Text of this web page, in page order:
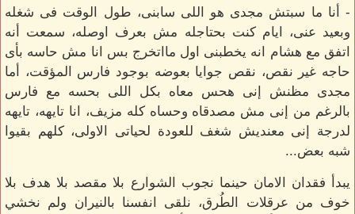
- أنا ما سبتش مجدى هو اللى سابنى، طول الوقت فى شغله
وبعيد عنى، ايام كنت بحتاجله مش بعرف اوصله، سمعت أنه
اتفق مع هشام انه يخطبنى اول مااتخرج بس انا مش حاسه بأى
حاجه غير نقص، نقص جوايا بعوضه بوجود فارس المؤقت، أما
مجدى مظنش إنى هحس معاه بكل اللى بحسه مع فارس
بالرغم من إنى مش مصدقاه وحساه كله مزيف، انا تايهه، تايهه
لدرجة إنى معنديش شغف للعودة لحياتى الاولى، كلهم بقيوا
شبه بعض...
‏يبدأ فقدان الامان حينما نجوب الشوارع بلا مقصد بلا هدف بلا
خوف من عرقلات الطُرق، نلقى انفسنا بالنيران ولم نخشي